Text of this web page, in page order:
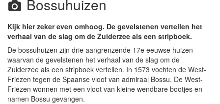
Bossuhuizen
Kijk hier zeker even omhoog. De gevelstenen vertellen het
verhaal van de slag om de Zuiderzee als een stripboek.
De bossuhuizen zijn drie aangrenzende 17e eeuwse huizen
waarvan de gevelstenen het verhaal van de slag om de
Zuiderzee als een stripboek vertellen. In 1573 vochten de West-
Friezen tegen de Spaanse vloot van admiraal Bossu. De West-
Friezen wonnen met een vloot van kleine wendbare bootjes en
namen Bossu gevangen.